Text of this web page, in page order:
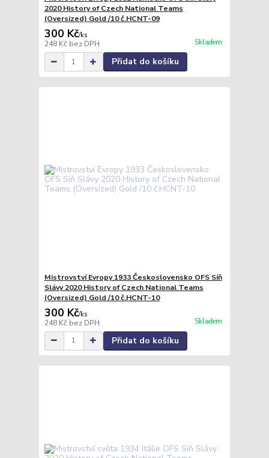
2020 History of Czech National Teams
(Oversized) Gold /10 č.HCNT-09
300 Kč/ks
248 Kč bez DPH Skladem
Přidat do košíku
Mistrovství Evropy 1933 Československo OFS Síň
Slávy 2020 History of Czech National Teams
(Oversized) Gold /10 č.HCNT-10
300 Kč/ks
248 Kč bez DPH Skladem
Přidat do košíku